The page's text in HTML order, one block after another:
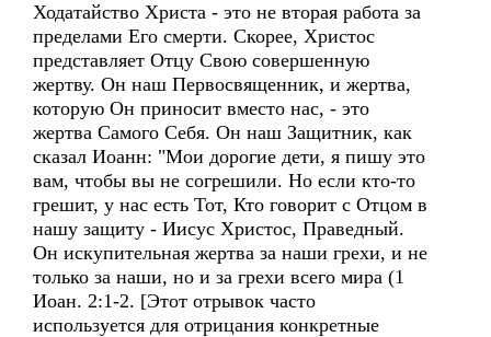
Ходатайство Христа - это не вторая работа за
пределами Его смерти. Скорее, Христос
представляет Отцу Свою совершенную
жертву. Он наш Первосвященник, и жертва,
которую Он приносит вместо нас, - это
жертва Самого Себя. Он наш Защитник, как
сказал Иоанн: "Мои дорогие дети, я пишу это
вам, чтобы вы не согрешили. Но если кто-то
грешит, у нас есть Тот, Кто говорит с Отцом в
нашу защиту - Иисус Христос, Праведный.
Он искупительная жертва за наши грехи, и не
только за наши, но и за грехи всего мира (1
Иоан. 2:1-2. [Этот отрывок часто
используется для отрицания конкретные